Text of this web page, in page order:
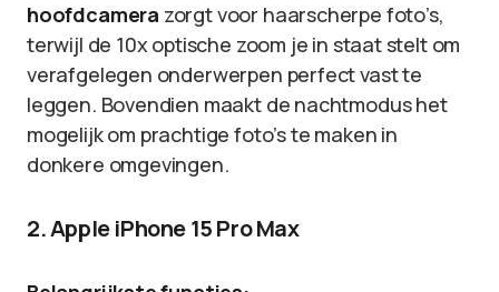
hoofdcamera zorgt voor haarscherpe foto’s,
terwijl de 10x optische zoom je in staat stelt om
verafgelegen onderwerpen perfect vast te
leggen. Bovendien maakt de nachtmodus het
mogelijk om prachtige foto’s te maken in
donkere omgevingen.
2. Apple iPhone 15 Pro Max